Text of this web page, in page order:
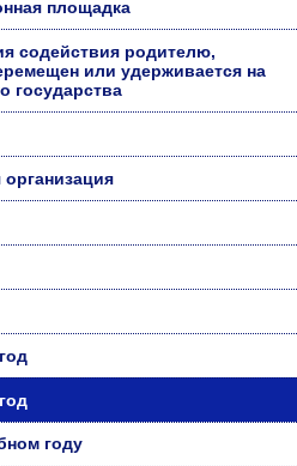
площадка
содействия родителю,
или удерживается на
государства
году